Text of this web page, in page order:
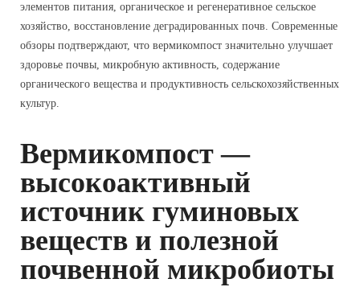
элементов питания, органическое и регенеративное сельское
хозяйство, восстановление деградированных почв. Современные
обзоры подтверждают, что вермикомпост значительно улучшает
здоровье почвы, микробную активность, содержание
органического вещества и продуктивность сельскохозяйственных
культур.
Вермикомпост —
высокоактивный
источник гуминовых
веществ и полезной
почвенной микробиоты